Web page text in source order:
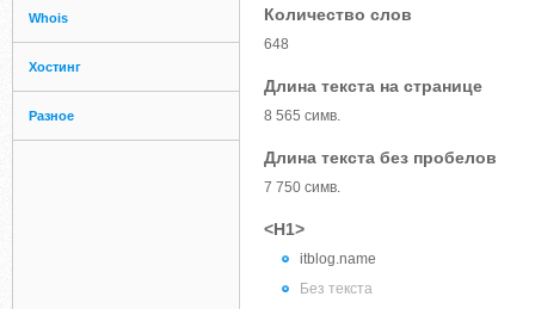
Whois
Хостинг
Разное
Количество слов
648
Длина текста на странице
8 565 симв.
Длина текста без пробелов
7 750 симв.
<H1>
itblog.name
Без текста